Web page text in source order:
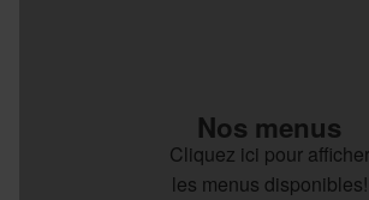
Nos menus
Cliquez ici pour afficher
les menus disponibles!